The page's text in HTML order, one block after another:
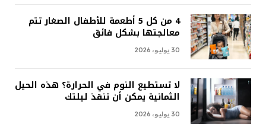
4 من كل 5 أطعمة للأطفال الصغار تتم
معالجتها بشكل فائق
30 يوليو، 2026
لا تستطيع النوم في الحرارة؟ هذه الحيل
الثمانية يمكن أن تنقذ ليلتك
30 يوليو، 2026